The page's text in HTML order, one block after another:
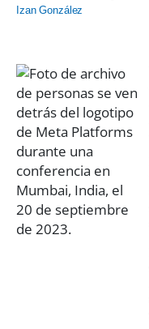
Izan González